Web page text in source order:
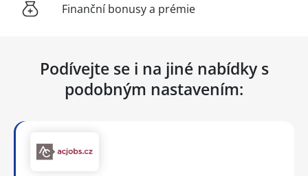
Finanční bonusy a prémie
Podívejte se i na jiné nabídky s
podobným nastavením: